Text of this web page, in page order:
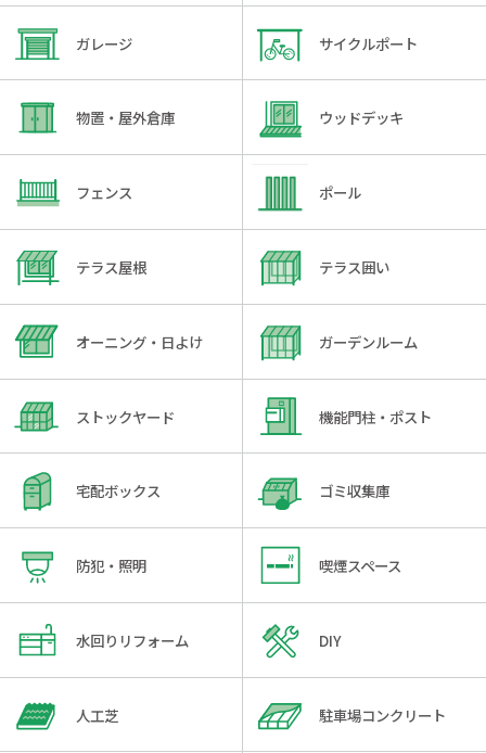
ガレージ サイクルポート
物置・屋外倉庫 ウッドデッキ
フェンス ポール
テラス屋根 テラス囲い
オーニング・日よけ ガーデンルーム
ストックヤード 機能門柱・ポスト
宅配ボックス ゴミ収集庫
防犯・照明 喫煙スペース
水回りリフォーム DIY
人工芝 駐車場コンクリート